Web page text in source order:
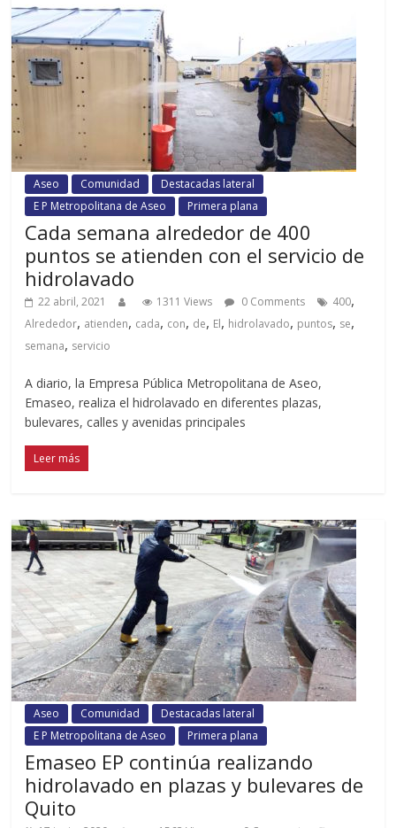
Aseo Comunidad
Destacadas lateral
E P Metropolitana de Aseo
Primera plana
Cada semana alrededor de 400
puntos se atienden con el servicio de
hidrolavado
22 abril, 2021 1311 Views 0 Comments 400,
Alrededor, atienden, cada, con, de, El, hidrolavado, puntos, se,
semana, servicio
A diario, la Empresa Pública Metropolitana de Aseo,
Emaseo, realiza el hidrolavado en diferentes plazas,
bulevares, calles y avenidas principales
Leer más
Aseo Comunidad
Destacadas lateral
E P Metropolitana de Aseo
Primera plana
Emaseo EP continúa realizando
hidrolavado en plazas y bulevares de
Quito